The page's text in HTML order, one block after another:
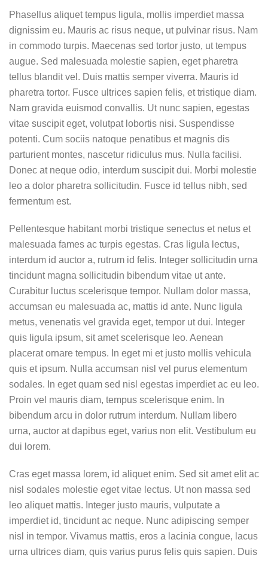
Phasellus aliquet tempus ligula, mollis imperdiet massa
dignissim eu. Mauris ac risus neque, ut pulvinar risus. Nam
in commodo turpis. Maecenas sed tortor justo, ut tempus
augue. Sed malesuada molestie sapien, eget pharetra
tellus blandit vel. Duis mattis semper viverra. Mauris id
pharetra tortor. Fusce ultrices sapien felis, et tristique diam.
Nam gravida euismod convallis. Ut nunc sapien, egestas
vitae suscipit eget, volutpat lobortis nisi. Suspendisse
potenti. Cum sociis natoque penatibus et magnis dis
parturient montes, nascetur ridiculus mus. Nulla facilisi.
Donec at neque odio, interdum suscipit dui. Morbi molestie
leo a dolor pharetra sollicitudin. Fusce id tellus nibh, sed
fermentum est.
Pellentesque habitant morbi tristique senectus et netus et
malesuada fames ac turpis egestas. Cras ligula lectus,
interdum id auctor a, rutrum id felis. Integer sollicitudin urna
tincidunt magna sollicitudin bibendum vitae ut ante.
Curabitur luctus scelerisque tempor. Nullam dolor massa,
accumsan eu malesuada ac, mattis id ante. Nunc ligula
metus, venenatis vel gravida eget, tempor ut dui. Integer
quis ligula ipsum, sit amet scelerisque leo. Aenean
placerat ornare tempus. In eget mi et justo mollis vehicula
quis et ipsum. Nulla accumsan nisl vel purus elementum
sodales. In eget quam sed nisl egestas imperdiet ac eu leo.
Proin vel mauris diam, tempus scelerisque enim. In
bibendum arcu in dolor rutrum interdum. Nullam libero
urna, auctor at dapibus eget, varius non elit. Vestibulum eu
dui lorem.
Cras eget massa lorem, id aliquet enim. Sed sit amet elit ac
nisl sodales molestie eget vitae lectus. Ut non massa sed
leo aliquet mattis. Integer justo mauris, vulputate a
imperdiet id, tincidunt ac neque. Nunc adipiscing semper
nisl in tempor. Vivamus mattis, eros a lacinia congue, lacus
urna ultrices diam, quis varius purus felis quis sapien. Duis